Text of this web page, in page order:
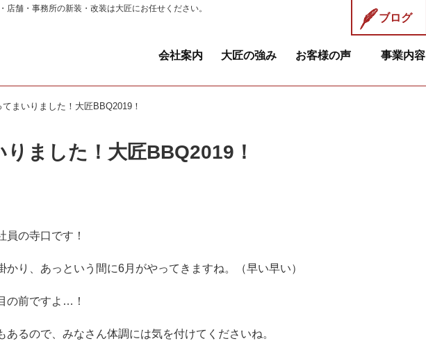
店舗・事務所の新装・改装は大匠にお任せください。
ブログ
会社案内 大匠の強み お客様の声 事業内容
まいりました！大匠BBQ2019！
ました！大匠BBQ2019！
員の寺口です！
かり、あっという間に6月がやってきますね。（早い早い）
の前ですよ…！
あるので、みなさん体調には気を付けてくださいね。